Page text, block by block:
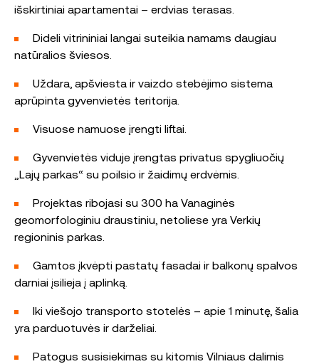
išskirtiniai apartamentai – erdvias terasas.
Dideli vitrininiai langai suteikia namams daugiau
natūralios šviesos.
Uždara, apšviesta ir vaizdo stebėjimo sistema
aprūpinta gyvenvietės teritorija.
Visuose namuose įrengti liftai.
Gyvenvietės viduje įrengtas privatus spygliuočių
„Lajų parkas“ su poilsio ir žaidimų erdvėmis.
Projektas ribojasi su 300 ha Vanaginės
geomorfologiniu draustiniu, netoliese yra Verkių
regioninis parkas.
Gamtos įkvėpti pastatų fasadai ir balkonų spalvos
darniai įsilieja į aplinką.
Iki viešojo transporto stotelės – apie 1 minutę, šalia
yra parduotuvės ir darželiai.
Patogus susisiekimas su kitomis Vilniaus dalimis